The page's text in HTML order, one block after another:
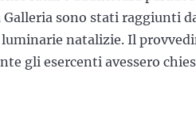
sono stati raggiunti
luminarie natalizie. Il
gli esercenti avessero